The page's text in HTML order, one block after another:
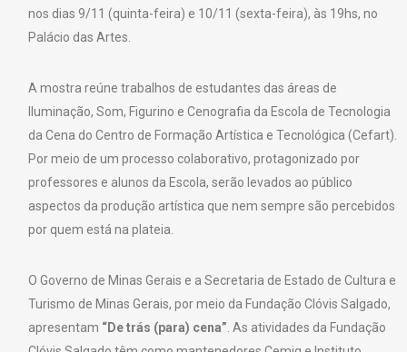
nos dias 9/11 (quinta-feira) e 10/11 (sexta-feira), às 19hs, no
Palácio das Artes.
A mostra reúne trabalhos de estudantes das áreas de
Iluminação, Som, Figurino e Cenografia da Escola de Tecnologia
da Cena do Centro de Formação Artística e Tecnológica (Cefart).
Por meio de um processo colaborativo, protagonizado por
professores e alunos da Escola, serão levados ao público
aspectos da produção artística que nem sempre são percebidos
por quem está na plateia.
O Governo de Minas Gerais e a Secretaria de Estado de Cultura e
Turismo de Minas Gerais, por meio da Fundação Clóvis Salgado,
apresentam “De trás (para) cena” . As atividades da Fundação